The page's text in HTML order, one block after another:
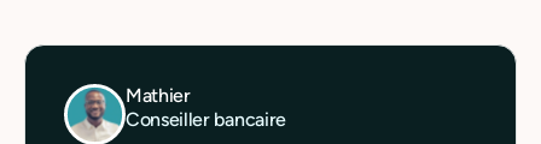
Mathier
Conseiller bancaire